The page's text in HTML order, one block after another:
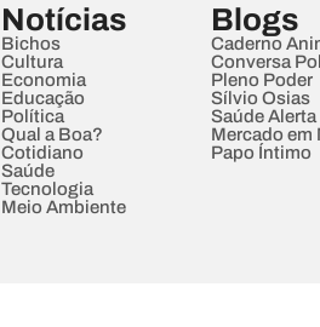
Notícias
Bichos
Cultura
Economia
Educação
Política
Qual a Boa?
Cotidiano
Saúde
Tecnologia
Meio Ambiente
Blogs
Caderno
Conversa
Pleno Poder
Sílvio Osias
Saúde Alerta
Mercado em
Papo Íntimo